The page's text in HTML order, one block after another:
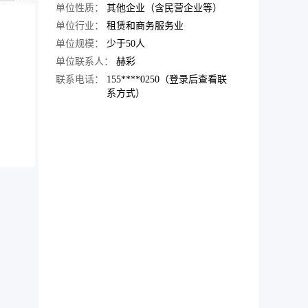
单位性质：
其他企业（含民营企业等）
单位行业：
租赁和商务服务业
单位规模：
少于50人
单位联系人：
赫彩
联系电话：
155****0250（登录后查看联
系方式）